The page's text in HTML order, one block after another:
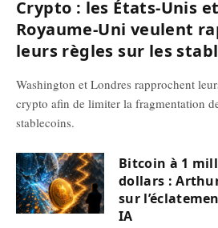
Crypto : les États-Unis
Royaume-Uni veulent
leurs règles sur les
Washington et Londres rapprochent
crypto afin de limiter la fragmentation
stablecoins.
Bitcoin à 1
dollars :
sur
IA